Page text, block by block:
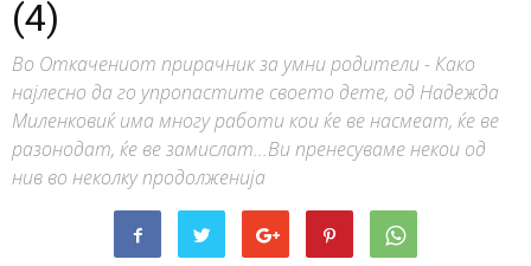
(4)
Во Откачениот прирачник за умни родители - Како
најлесно да го упропастите своето дете, од Надежда
Миленковиќ има многу работи кои ќе ве насмеат, ќе ве
разонодат, ќе ве замислат...Ви пренесуваме некои од
нив во неколку продолженија